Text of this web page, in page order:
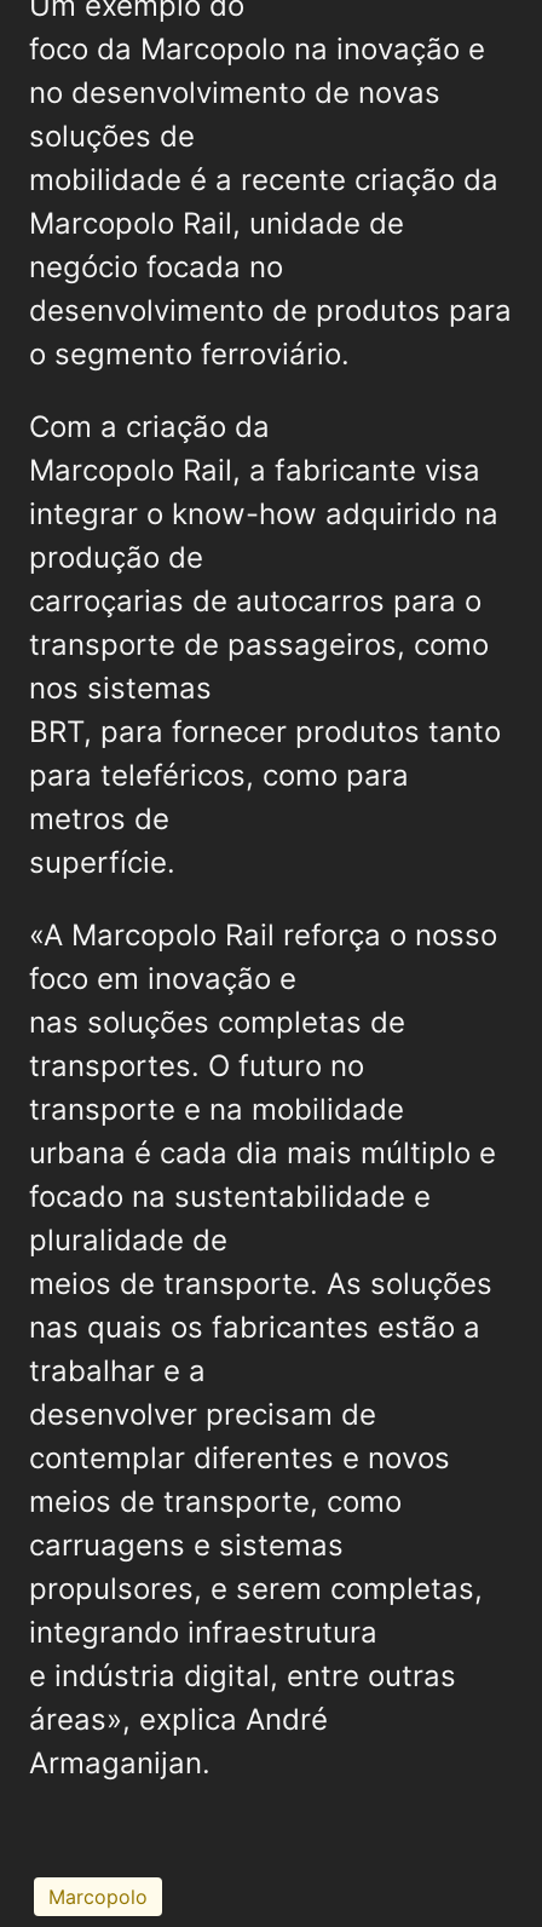
foco da Marcopolo na inovação e
no desenvolvimento de novas
soluções de
mobilidade é a recente criação da
Marcopolo Rail, unidade de
negócio focada no
desenvolvimento de produtos para
o segmento ferroviário.
Com a criação da
Marcopolo Rail, a fabricante visa
integrar o know-how adquirido na
produção de
carroçarias de autocarros para o
transporte de passageiros, como
nos sistemas
BRT, para fornecer produtos tanto
para teleféricos, como para
metros de
superfície.
«A Marcopolo Rail reforça o nosso
foco em inovação e
nas soluções completas de
transportes. O futuro no
transporte e na mobilidade
urbana é cada dia mais múltiplo e
focado na sustentabilidade e
pluralidade de
meios de transporte. As soluções
nas quais os fabricantes estão a
trabalhar e a
desenvolver precisam de
contemplar diferentes e novos
meios de transporte, como
carruagens e sistemas
propulsores, e serem completas,
integrando infraestrutura
e indústria digital, entre outras
áreas», explica André
Armaganijan.
Marcopolo